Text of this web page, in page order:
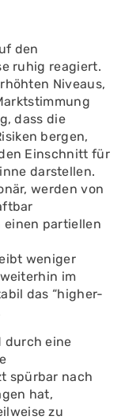
den
ruhig reagiert.
Niveaus,
dass die
bergen,
Einschnitt für
darstellen.
werden von
partiellen
weniger
im
das “higher-
durch eine
spürbar nach
hat,
zu